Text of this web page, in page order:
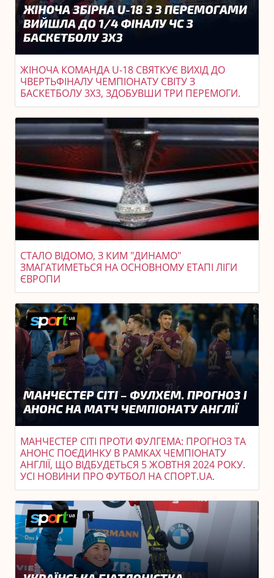
ЖІНОЧА КОМАНДА U-18 СВЯТКУЄ ВИХІД ДО
ЧВЕРТЬФІНАЛУ ЧЕМПІОНАТУ СВІТУ З
БАСКЕТБОЛУ 3X3, ЗДОБУВШИ ТРИ ПЕРЕМОГИ.
СТАЛО ВІДОМО, З КИМ "ДИНАМО"
ЗМАГАТИМЕТЬСЯ НА ОСНОВНОМУ ЕТАПІ ЛІГИ
ЄВРОПИ
МАНЧЕСТЕР СІТІ ПРОТИ ФУЛГЕМА: ПРОГНОЗ ТА
АНОНС ПОЄДИНКУ В РАМКАХ ЧЕМПІОНАТУ
АНГЛІЇ, ЩО ВІДБУДЕТЬСЯ 5 ЖОВТНЯ 2024 РОКУ.
УСІ НОВИНИ ПРО ФУТБОЛ НА СПОРТ.UA.